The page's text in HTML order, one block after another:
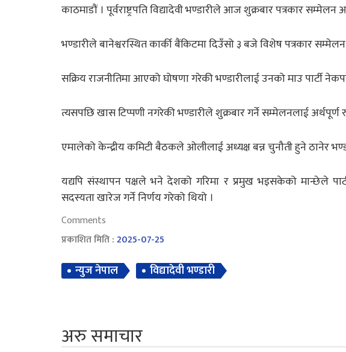
काठमाडौं । पूर्वराष्ट्रपति विद्यादेवी भण्डारीले आज शुक्रबार पत्रकार सम्मेलन
भण्डारीले बानेश्वरस्थित कार्की बैंकिटमा दिउँसो ३ बजे विशेष पत्रकार
सक्रिय राजनीतिमा आएको घोषणा गरेकी भण्डारीलाई उनको माउ पार्टी
त्यसपछि खास टिप्पणी नगरेकी भण्डारीले शुक्रबार गर्ने सम्मेलनलाई
एमालेको केन्द्रीय कमिटी बैठकले ओलीलाई अध्यक्ष बन्न चुनौती हुने ठानेर
यद्यपि संस्थापन पक्षले भने देशको गरिमा र प्रमुख भइसकेको मान्छेले
सदस्यता खारेज गर्ने निर्णय गरेको थियो ।
Comments
प्रकाशित मिति :2025-07-25
न्युज नेपाल विद्यादेवी भण्डारी
अरु समाचार